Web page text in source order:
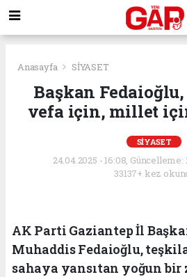
Anasayfa SİYASET
Başkan
vefa için, millet
SİYASET
24.04.2025 - 16:08, Güncelleme:
33137+ kez
AK Parti Gaziantep İl
Muhaddis Fedaioğlu,
sahaya yansıtan yoğun bir